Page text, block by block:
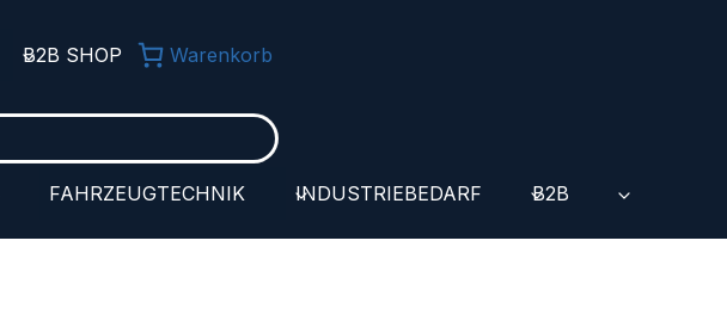
B2B SHOP Warenkorb
FAHRZEUGTECHNIK INDUSTRIEBEDARF B2B